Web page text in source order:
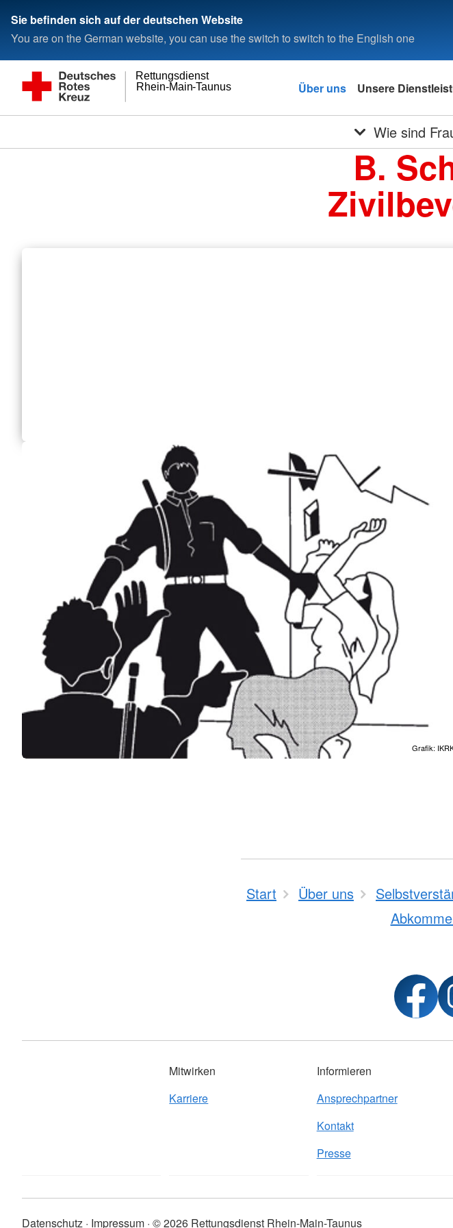
Sie befinden sich auf der deutschen Website
You are on the German website, you can use the switch to switch to the English one
Rhein-Main-Taunus
Rettungsdienst
Über uns Unsere
Wie sind
B.
Grafik:
Start Über uns
Mitwirken
Karriere
Informieren
Ansprechpartner
Kontakt
Presse
Datenschutz Impressum © 2026 Rettungsdienst Rhein-Main-Taunus